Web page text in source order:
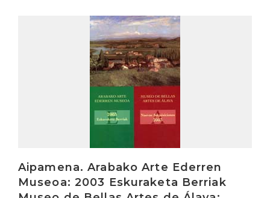
Aipamena. Arabako Arte Ederren
Museoa: 2003 Eskuraketa Berriak